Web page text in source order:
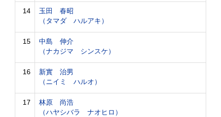
14
玉田 春昭
（タマダ ハルアキ）
15
中島 伸介
（ナカジマ シンスケ）
16
新實 治男
（ニイミ ハルオ）
17
林原 尚浩
（ハヤシバラ ナオヒロ）